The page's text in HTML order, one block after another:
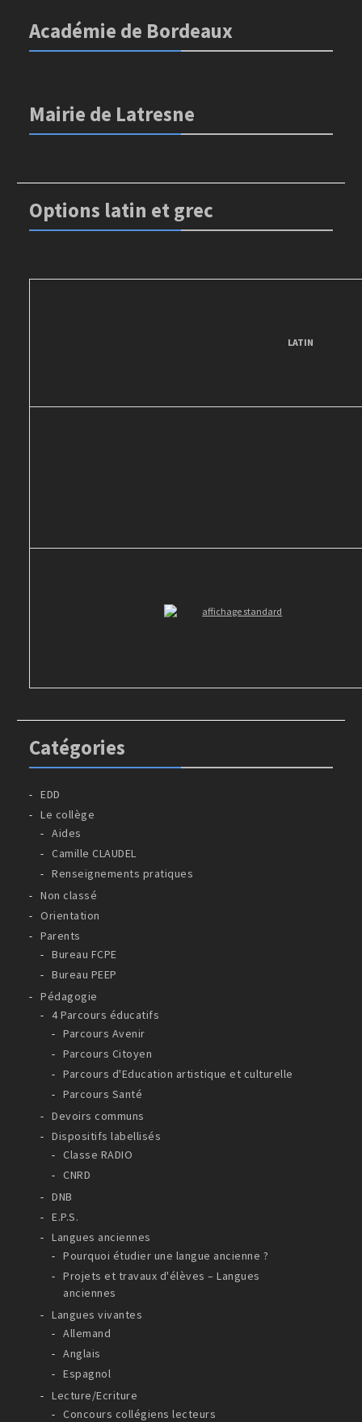
Académie de Bordeaux
Mairie de Latresne
Options latin et grec
LATIN
Catégories
EDD
Le collège
Aides
Camille CLAUDEL
Renseignements pratiques
Non classé
Orientation
Parents
Bureau FCPE
Bureau PEEP
Pédagogie
4 Parcours éducatifs
Parcours Avenir
Parcours Citoyen
Parcours d'Education artistique et culturelle
Parcours Santé
Devoirs communs
Dispositifs labellisés
Classe RADIO
CNRD
DNB
E.P.S.
Langues anciennes
Pourquoi étudier une langue ancienne ?
Projets et travaux d'élèves – Langues
anciennes
Langues vivantes
Allemand
Anglais
Espagnol
Lecture/Ecriture
Concours collégiens lecteurs